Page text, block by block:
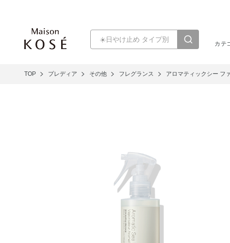
カテ
TOP プレディア その他 フレグランス アロマティックシー フ